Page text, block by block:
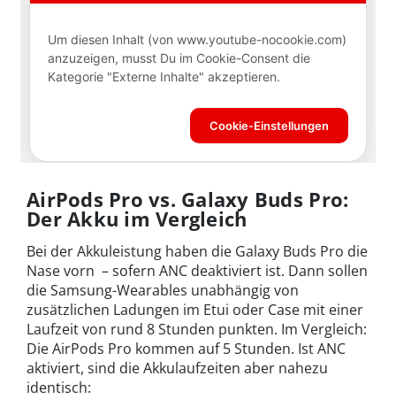
AirPods Pro vs. Galaxy Buds Pro:
Der Akku im Vergleich
Bei der Akkuleistung haben die Galaxy Buds Pro die
Nase vorn – sofern ANC deaktiviert ist. Dann sollen
die Samsung-Wearables unabhängig von
zusätzlichen Ladungen im Etui oder Case mit einer
Laufzeit von rund 8 Stunden punkten. Im Vergleich:
Die AirPods Pro kommen auf 5 Stunden. Ist ANC
aktiviert, sind die Akkulaufzeiten aber nahezu
identisch: